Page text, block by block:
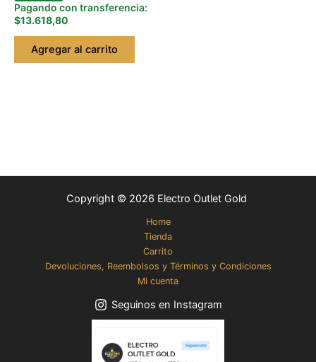
Pagando con transferencia:
$13.618,80
Agregar al carrito
Copyright © 2026 Electro Outlet Gold
Home
Tienda
Carrito
Devoluciones, Reembolsos y Términos y Condiciones
Mi cuenta
Seguinos en Instagram